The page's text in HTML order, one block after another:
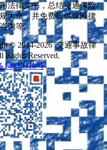
法律文书，总结交通保险
大全，并免费提供保险律
询等。
© 2014-2026 交通事故律
Rights Reserved.
14043318号